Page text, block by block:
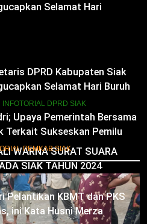
Selamat Hari
Nasional
DPRD Kabupaten Siak
Selamat Hari Buruh
INFOTORIAL DPRD SIAK
WARNA SURAT SUARA
SIAK TAHUN 2024
Upaya Pemerintah Bersama
Terkait Sukseskan Pemilu
PEMKAB SIAK
Pelantikan KBMT dan PKS
ini Kata Husni Merza
PEMKAB SIAK